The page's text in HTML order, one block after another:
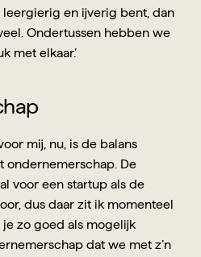
leergierig en ijverig bent, dan
Ondertussen hebben we
met elkaar.’
mij, nu, is de balans
ondernemerschap. De
voor een startup als de
dus daar zit ik momenteel
zo goed als mogelijk
dat we met z’n